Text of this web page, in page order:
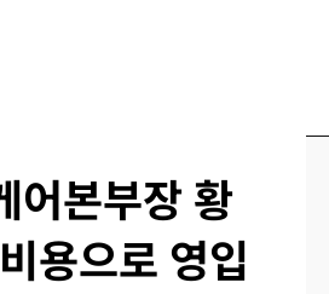
어본부장 황
용으로 영입